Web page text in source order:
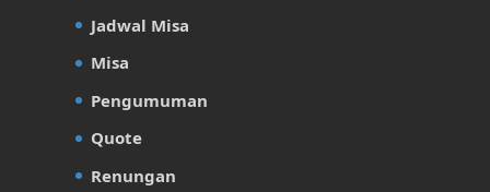
Jadwal Misa
Misa
Pengumuman
Quote
Renungan